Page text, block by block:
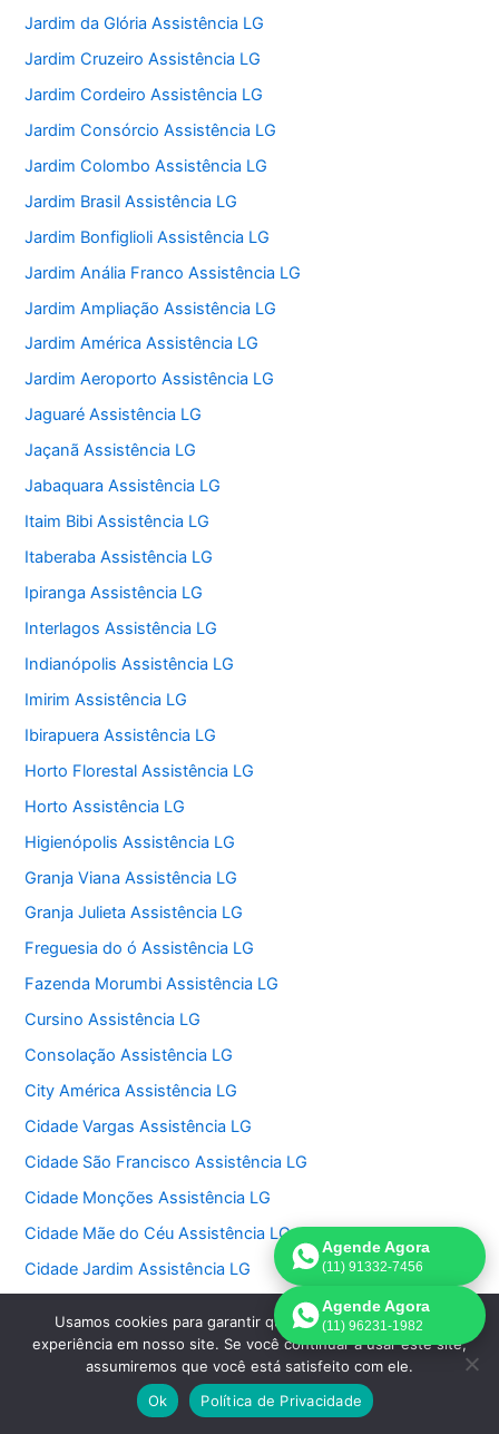
Jardim da Glória Assistência LG
Jardim Cruzeiro Assistência LG
Jardim Cordeiro Assistência LG
Jardim Consórcio Assistência LG
Jardim Colombo Assistência LG
Jardim Brasil Assistência LG
Jardim Bonfiglioli Assistência LG
Jardim Anália Franco Assistência LG
Jardim Ampliação Assistência LG
Jardim América Assistência LG
Jardim Aeroporto Assistência LG
Jaguaré Assistência LG
Jaçanã Assistência LG
Jabaquara Assistência LG
Itaim Bibi Assistência LG
Itaberaba Assistência LG
Ipiranga Assistência LG
Interlagos Assistência LG
Indianópolis Assistência LG
Imirim Assistência LG
Ibirapuera Assistência LG
Horto Florestal Assistência LG
Horto Assistência LG
Higienópolis Assistência LG
Granja Viana Assistência LG
Granja Julieta Assistência LG
Freguesia do ó Assistência LG
Fazenda Morumbi Assistência LG
Cursino Assistência LG
Consolação Assistência LG
City América Assistência LG
Cidade Vargas Assistência LG
Cidade São Francisco Assistência LG
Cidade Monções Assistência LG
Cidade Mãe do Céu Assistência LG
Cidade Jardim Assistência LG
Chácara Santo Antonio Assistência LG
Chácara Monte Alegre Assistência LG
Chácara Klabin Assistência LG
Agende Agora
(11) 91332-7456
Agende Agora
(11) 96231-1982
Usamos cookies para garantir que oferecemos a melhor
experiência em nosso site. Se você continuar a usar este site,
assumiremos que você está satisfeito com ele.
Ok
Política de Privacidade